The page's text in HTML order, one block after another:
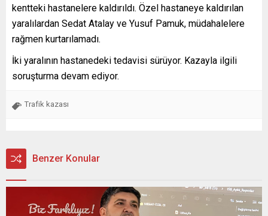
kentteki hastanelere kaldırıldı. Özel hastaneye kaldırılan
yaralılardan Sedat Atalay ve Yusuf Pamuk, müdahalelere
rağmen kurtarılamadı.
İki yaralının hastanedeki tedavisi sürüyor. Kazayla ilgili
soruşturma devam ediyor.
Trafik kazası
Benzer Konular